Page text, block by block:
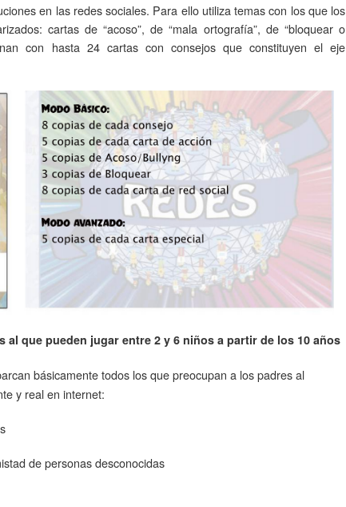
en las redes sociales. Para ello utiliza temas con los que los
cartas de “acoso”, de “mala ortografía”, de “bloquear o
con hasta 24 cartas con consejos que constituyen el eje
al que pueden jugar entre 2 y 6 niños a partir de los 10 años
básicamente todos los que preocupan a los padres al
y real en internet:
de personas desconocidas